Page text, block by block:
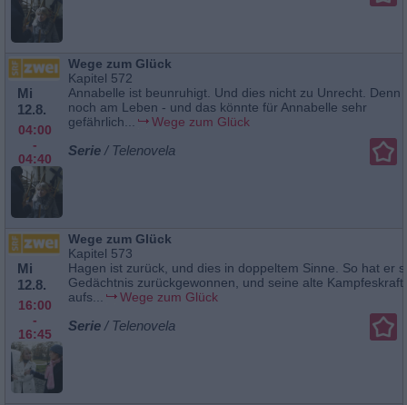
Mi
12.8.
04:00
-
04:40
Wege zum Glück
Kapitel 572
Annabelle ist beunruhigt. Und dies nicht zu Unrecht. Denn
noch am Leben - und das könnte für Annabelle sehr
gefährlich...
Wege zum Glück
Serie / Telenovela
Mi
12.8.
16:00
-
16:45
Wege zum Glück
Kapitel 573
Hagen ist zurück, und dies in doppeltem Sinne. So hat er
Gedächtnis zurückgewonnen, und seine alte Kampfeskraft
aufs...
Wege zum Glück
Serie / Telenovela